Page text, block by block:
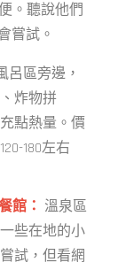
。聽說他們
嘗試。
呂區旁邊，
炸物拼
點熱量。價
180左右
館： 溫泉區
些在地的小
試，但看網